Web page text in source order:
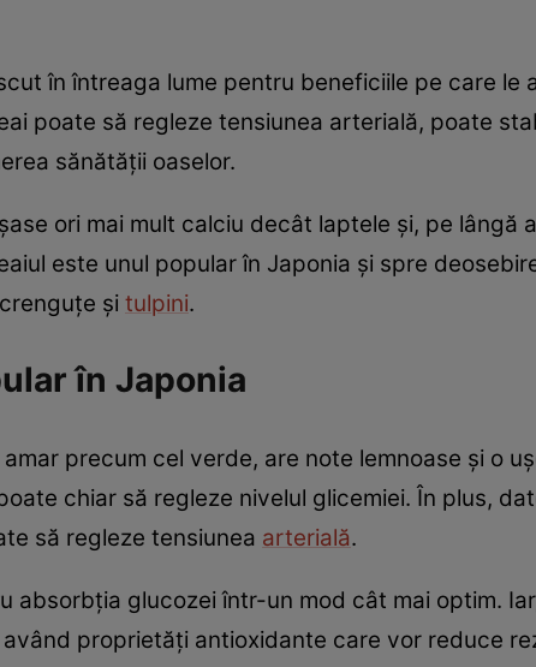
în întreaga lume pentru beneficiile pe care le
poate să regleze tensiunea arterială, poate
sănătății oaselor.
ori mai mult calciu decât laptele și, pe lângă
este unul popular în Japonia și spre
şi tulpini.
în Japonia
precum cel verde, are note lemnoase și o
chiar să regleze nivelul glicemiei. În plus,
să regleze tensiunea arterială.
absorbția glucozei într-un mod cât mai optim.
proprietăți antioxidante care vor reduce